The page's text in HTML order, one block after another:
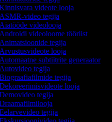
videote looja
video tegija
videolooja
videoloome tööriist
tegija
looja
subtiitrite generaator
tegija
tegija
looja
tegija
tegija